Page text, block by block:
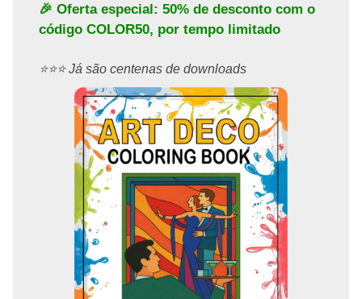
🎉 Oferta especial: 50% de desconto com o
código COLOR50, por tempo limitado
⭐️⭐️⭐️ Já são centenas de downloads